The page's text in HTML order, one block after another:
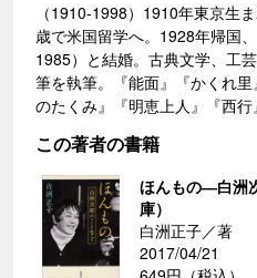
（1910-1998）1910年東京生
歳で米国留学へ。1928年帰国
1985）と結婚。古典文学、工
筆を執筆。『能面』『かくれ
のたくみ』『明恵上人』『西行
この著者の書籍
ほんもの―白洲
庫）
白洲正子／著
2017/04/21